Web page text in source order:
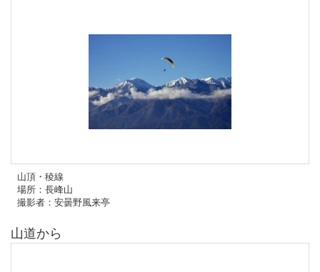
山頂・稜線
場所：長峰山
撮影者：安曇野風来亭
山道から